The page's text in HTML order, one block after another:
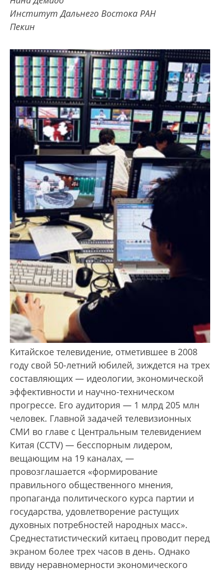
Институт Дальнего Востока РАН
Пекин
Китайское телевидение, отметившее в 2008
году свой 50-летний юбилей, зиждется на трех
составляющих — идеологии, экономической
эффективности и научно-техническом
прогрессе. Его аудитория — 1 млрд 205 млн
человек. Главной задачей телевизионных
СМИ во главе с Центральным телевидением
Китая (ССTV) — бесспорным лидером,
вещающим на 19 каналах, —
провозглашается «формирование
правильного общественного мнения,
пропаганда политического курса партии и
государства, удов­летворение растущих
духовных потребностей народных масс».
Среднестатистический китаец проводит перед
экраном более трех часов в день. Однако
ввиду неравномерности экономического